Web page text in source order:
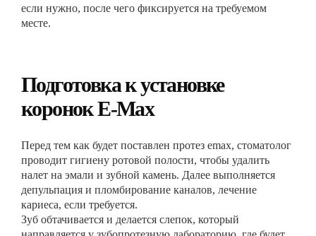
если нужно, после чего фиксируется на требуемом
месте.
Подготовка к установке
коронок E-Max
Перед тем как будет поставлен протез emax, стоматолог
проводит гигиену ротовой полости, чтобы удалить
налет на эмали и зубной камень. Далее выполняется
депульпация и пломбирование каналов, лечение
кариеса, если требуется.
Зуб обтачивается и делается слепок, который